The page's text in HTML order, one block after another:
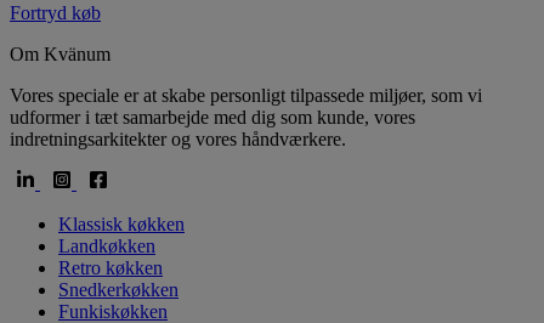
Fortryd køb
Om Kvänum
Vores speciale er at skabe personligt tilpassede miljøer, som vi
udformer i tæt samarbejde med dig som kunde, vores
indretningsarkitekter og vores håndværkere.
Klassisk køkken
Landkøkken
Retro køkken
Snedkerkøkken
Funkiskøkken